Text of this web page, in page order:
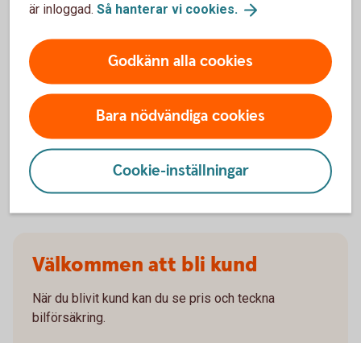
Om man övningskör och olyckan är framme,
täcker bilförsäkringen då?
Gäller bilförsäkringen utanför Sverige?
Täcker försäkringen viltolyckor?
Vilka bilar har en vagnskadegaranti?
Välkommen att bli kund
När du blivit kund kan du se pris och teckna
bilförsäkring.
är inloggad. Så hanterar vi cookies.
Godkänn alla cookies
Bara nödvändiga cookies
Cookie-inställningar